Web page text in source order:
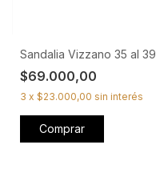
Sandalia Vizzano 35 al 39
$69.000,00
3 x $23.000,00 sin interés
Comprar